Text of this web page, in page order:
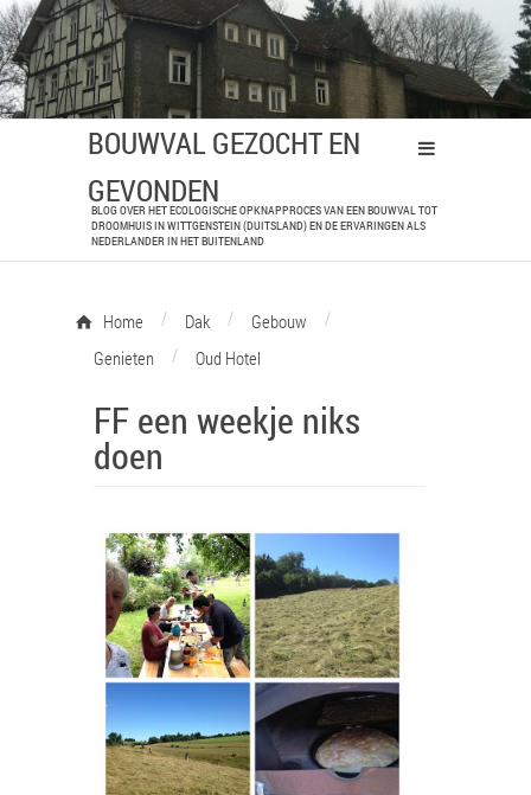
BOUWVAL GEZOCHT EN
GEVONDEN
BLOG OVER HET ECOLOGISCHE OPKNAPPROCES VAN EEN BOUWVAL TOT
DROOMHUIS IN WITTGENSTEIN (DUITSLAND) EN DE ERVARINGEN ALS
NEDERLANDER IN HET BUITENLAND
Home / Dak / Gebouw
/
Genieten
/ Oud Hotel
FF een weekje niks
doen